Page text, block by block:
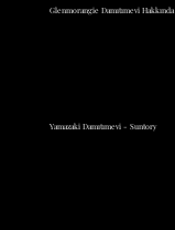
Glenmorangie Damıtımevi Hakkında
Yamazaki Damıtımevi - Suntory